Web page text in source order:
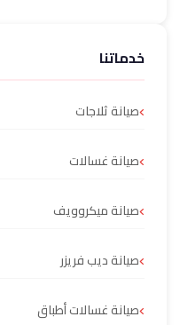
خدماتنا
صيانة ثلاجات
صيانة غسالات
صيانة ميكروويف
صيانة ديب فريزر
صيانة غسالات أطباق